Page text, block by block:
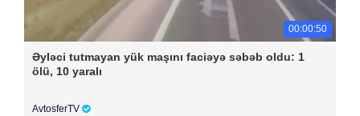
00:00:50
Əyləci tutmayan yük maşını faciəyə səbəb oldu: 1
ölü, 10 yaralı
AvtosferTV